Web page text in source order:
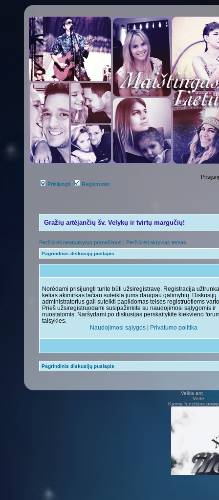
Prisijungti Registruotis
Gražių artėjančių šv. Velykų ir tvirtų margučių!
Peržiūrėti neatsakytus pranešimus | Peržiūrėti aktyvias temas
Pagrindinis diskusijų puslapis
Norėdami prisijungti turite būti užsiregistravę. Registracija
kelias akimirkas tačiau suteikia jums daugiau galimybių. Diskusijų
administratorius gali suteikti papildomas teises registruotiems
Prieš užsiregistruodami susipažinkite su naudojimosi sąlygomis ir
nuostatomis. Naršydami po diskusijas perskaitykite kiekvieno
taisykles.
Naudojimosi sąlygos | Privatumo politika
Pagrindinis diskusijų puslapis
Veikia ant
Vertė Vilius
Karma functions